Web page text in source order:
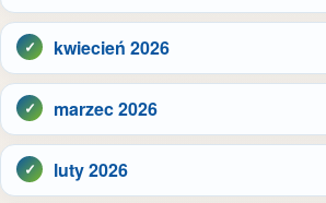
kwiecień 2026
marzec 2026
luty 2026